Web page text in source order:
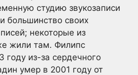
студию звукозаписи
большинство своих
некоторые из
жили там. Филипс
году из-за сердечного
умер в 2001 году от